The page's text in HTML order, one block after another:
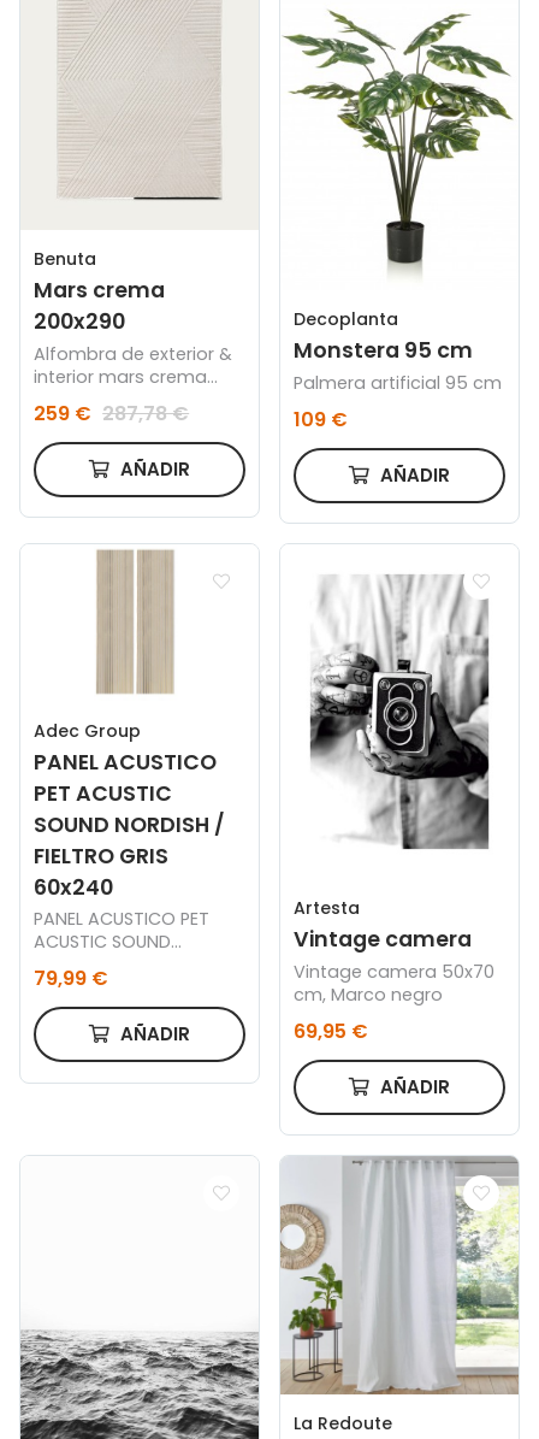
Benuta
Mars crema
200x290
Alfombra de exterior &
interior mars crema
259 € 287,78 €
AÑADIR
Decoplanta
Monstera 95 cm
Palmera artificial 95 cm
109 €
AÑADIR
Adec Group
PANEL ACUSTICO
PET ACUSTIC
SOUND NORDISH /
FIELTRO GRIS
60x240
PANEL ACUSTICO PET
ACUSTIC SOUND
NORDISH / FIELTRO GRIS
60 x 240 CM.
79,99 €
AÑADIR
Artesta
Vintage camera
Vintage camera 50x70
cm, Marco negro
69,95 €
AÑADIR
La Redoute